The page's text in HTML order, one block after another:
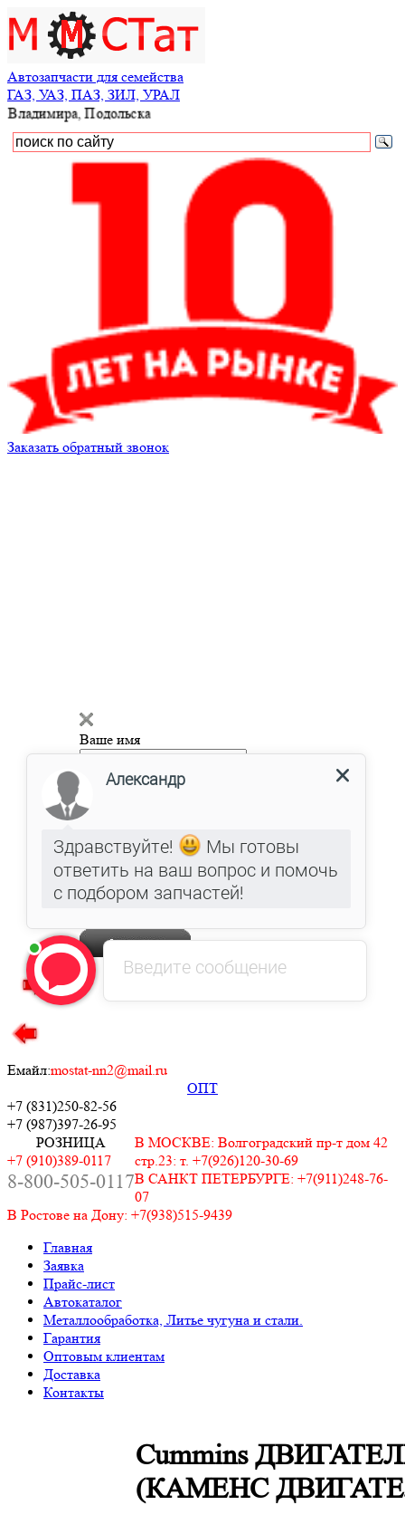
Автозапчасти для семейства
ГАЗ, УАЗ, ПАЗ, ЗИЛ, УРАЛ
Заказать обратный звонок
Ваше имя
Контактный телефон
Удобное время звонка
Введите код с картинки
Емайл:mostat-nn2@mail.ru
ОПТ
+7 (831)250-82-56
+7 (987)397-26-95
РОЗНИЦА
+7 (910)389-0117
8-800-505-0117
В МОСКВЕ: Волгоградский пр-т дом 42
стр.23: т. +7(926)120-30-69
В САНКТ ПЕТЕРБУРГЕ: +7(911)248-76-
07
В Ростове на Дону: +7(938)515-9439
Главная
Заявка
Прайс-лист
Автокаталог
Металлообработка, Литье чугуна и стали.
Гарантия
Оптовым клиентам
Доставка
Контакты
Cummins
(КАМЕНС
Введите сообщение